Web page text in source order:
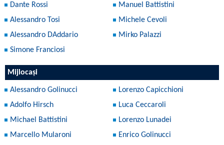
Dante Rossi
Manuel Battistini
Alessandro Tosi
Michele Cevoli
Alessandro DAddario
Mirko Palazzi
Simone Franciosi
Mijlocași
Alessandro Golinucci
Lorenzo Capicchioni
Adolfo Hirsch
Luca Ceccaroli
Michael Battistini
Lorenzo Lunadei
Marcello Mularoni
Enrico Golinucci